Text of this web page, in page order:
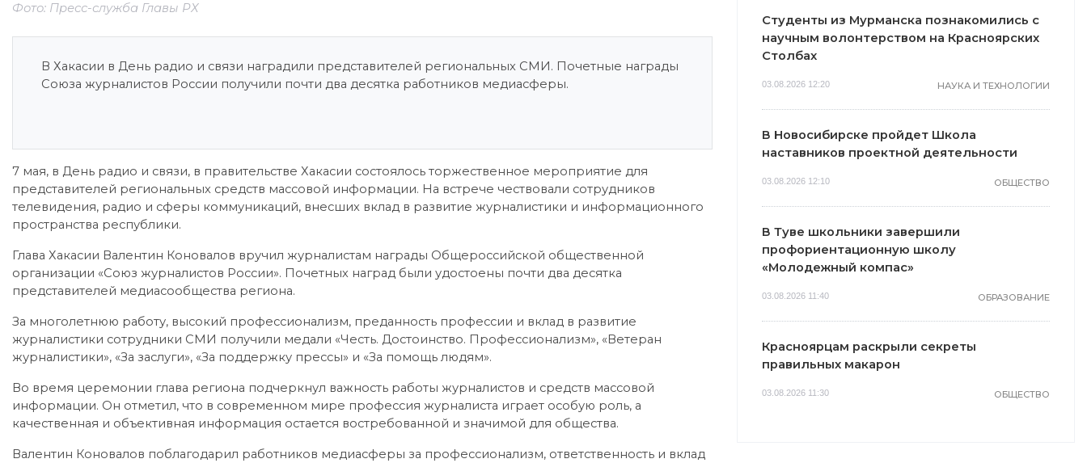
Фото: Пресс-служба Главы РХ
В Хакасии в День радио и связи наградили представителей региональных СМИ. Почетные награды
Союза журналистов России получили почти два десятка работников медиасферы.
7 мая, в День радио и связи, в правительстве Хакасии состоялось торжественное мероприятие для
представителей региональных средств массовой информации. На встрече чествовали сотрудников
телевидения, радио и сферы коммуникаций, внесших вклад в развитие журналистики и информационного
пространства республики.
Глава Хакасии Валентин Коновалов вручил журналистам награды Общероссийской общественной
организации «Союз журналистов России». Почетных наград были удостоены почти два десятка
представителей медиасообщества региона.
За многолетнюю работу, высокий профессионализм, преданность профессии и вклад в развитие
журналистики сотрудники СМИ получили медали «Честь. Достоинство. Профессионализм», «Ветеран
журналистики», «За заслуги», «За поддержку прессы» и «За помощь людям».
Во время церемонии глава региона подчеркнул важность работы журналистов и средств массовой
информации. Он отметил, что в современном мире профессия журналиста играет особую роль, а
качественная и объективная информация остается востребованной и значимой для общества.
Валентин Коновалов поблагодарил работников медиасферы за профессионализм, ответственность и вклад
Студенты из Мурманска познакомились с
научным волонтерством на Красноярских
Столбах
03.08.2026 12:20 НАУКА И ТЕХНОЛОГИИ
В Новосибирске пройдет Школа
наставников проектной деятельности
03.08.2026 12:10 ОБЩЕСТВО
В Туве школьники завершили
профориентационную школу
«Молодежный компас»
03.08.2026 11:40 ОБРАЗОВАНИЕ
Красноярцам раскрыли секреты
правильных макарон
03.08.2026 11:30 ОБЩЕСТВО